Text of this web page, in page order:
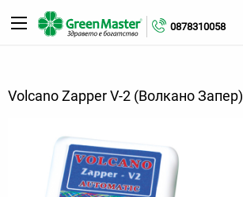
0878310058
Volcano Zapper V-2 (Волкано Запер)